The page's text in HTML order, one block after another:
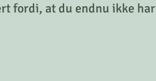
fordi, at du endnu ikke har